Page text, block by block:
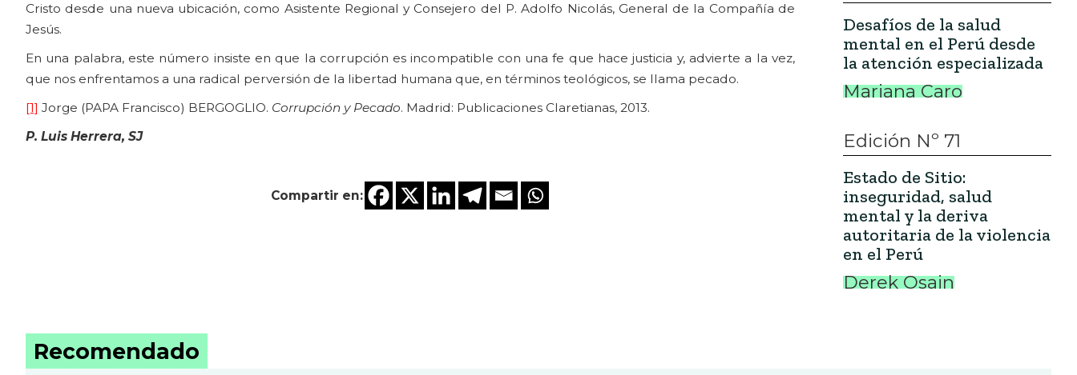
Cristo desde una nueva ubicación, como Asistente Regional y Consejero del P. Adolfo Nicolás, General de la Compañía de
Jesús.
En una palabra, este número insiste en que la corrupción es incompatible con una fe que hace justicia y, advierte a la vez,
que nos enfrentamos a una radical perversión de la libertad humana que, en términos teológicos, se llama pecado.
[1] Jorge (PAPA Francisco) BERGOGLIO. Corrupción y Pecado. Madrid: Publicaciones Claretianas, 2013.
P. Luis Herrera, SJ
Compartir en:
Desafíos de la salud
mental en el Perú desde
la atención especializada
Mariana Caro
Edición Nº 71
Estado de Sitio:
inseguridad, salud
mental y la deriva
autoritaria de la violencia
en el Perú
Derek Osain
Recomendado